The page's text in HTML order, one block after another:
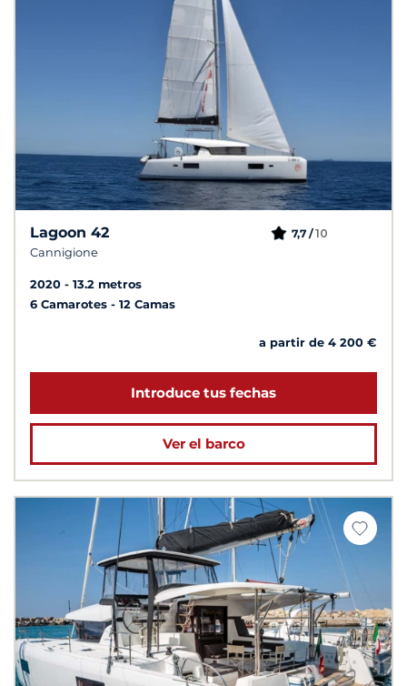
Lagoon 42
Cannigione
7,7 /10
2020
13.2 metros
6 Camarotes
12 Camas
a partir de 4 200 €
Introduce tus fechas
Ver el barco